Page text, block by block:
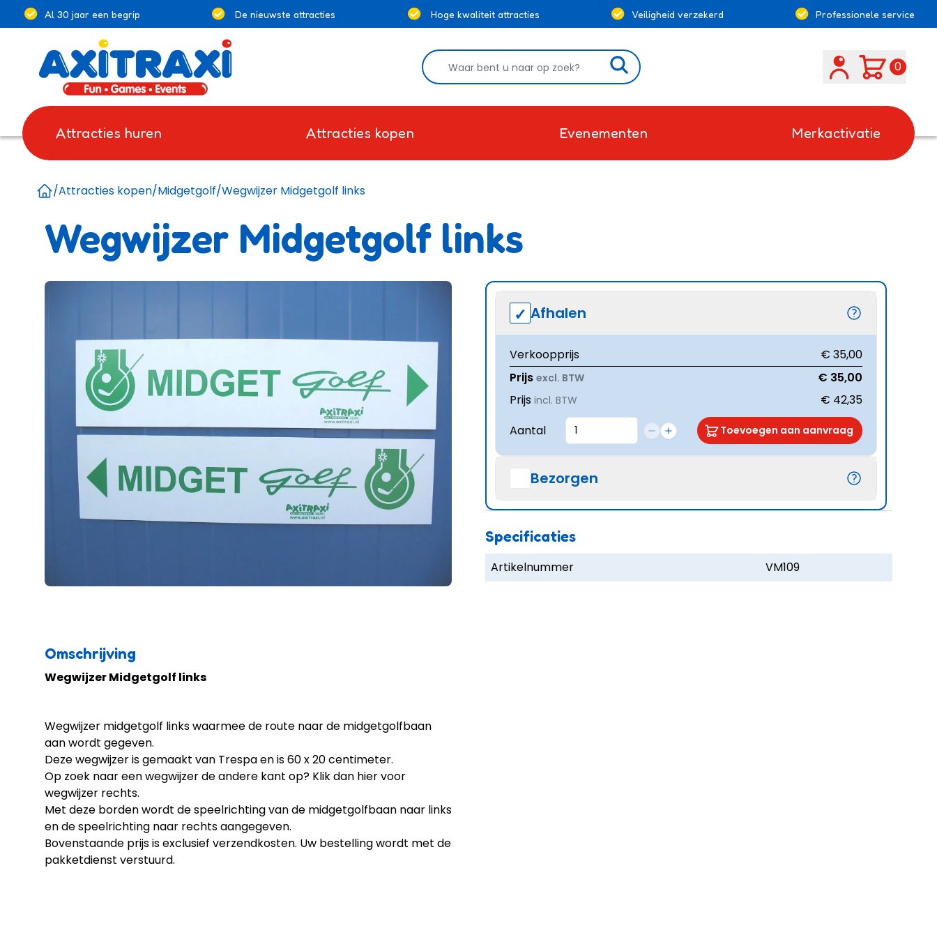
Al 30 jaar een begrip De nieuwste attracties Hoge kwaliteit attracties Veiligheid verzekerd Professionele service
Search 0
Attracties huren Attracties kopen Evenementen Merkactivatie
/Attracties kopen/Midgetgolf/Wegwijzer Midgetgolf links
Wegwijzer Midgetgolf links
Omschrijving
Wegwijzer Midgetgolf links
Wegwijzer midgetgolf links waarmee de route naar de midgetgolfbaan
aan wordt gegeven.
Deze wegwijzer is gemaakt van Trespa en is 60 x 20 centimeter.
Op zoek naar een wegwijzer de andere kant op? Klik dan hier voor
wegwijzer rechts.
Met deze borden wordt despeelrichting van de midgetgolfbaan naar links
en despeelrichting naar rechts aangegeven.
Bovenstaande prijs is exclusief verzendkosten. Uw bestelling wordt met de
pakketdienst verstuurd.
Afhalen
Verkoopprijs
€ 35,00
Prijs excl. BTW
€ 35,00
Prijs incl. BTW
€ 42,35
Aantal
Toevoegen aan aanvraag
Bezorgen
Specificaties
Artikelnummer VM109